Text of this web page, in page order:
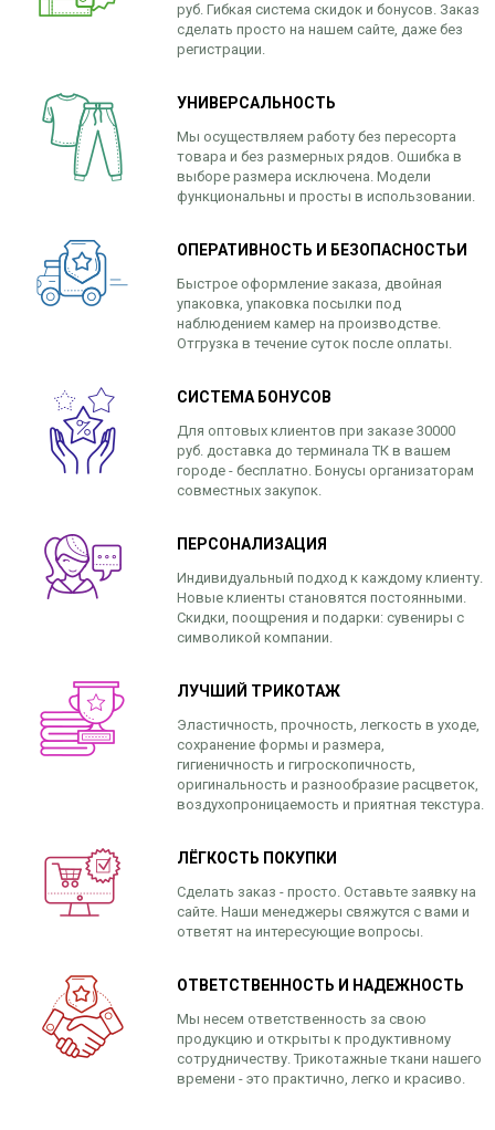
руб. Гибкая система скидок и бонусов. Заказ
сделать просто на нашем сайте, даже без
регистрации.
УНИВЕРСАЛЬНОСТЬ
Мы осуществляем работу без пересорта
товара и без размерных рядов. Ошибка в
выборе размера исключена. Модели
функциональны и просты в использовании.
ОПЕРАТИВНОСТЬ И БЕЗОПАСНОСТЬИ
Быстрое оформление заказа, двойная
упаковка, упаковка посылки под
наблюдением камер на производстве.
Отгрузка в течение суток после оплаты.
СИСТЕМА БОНУСОВ
Для оптовых клиентов при заказе 30000
руб. доставка до терминала ТК в вашем
городе - бесплатно. Бонусы организаторам
совместных закупок.
ПЕРСОНАЛИЗАЦИЯ
Индивидуальный подход к каждому клиенту.
Новые клиенты становятся постоянными.
Скидки, поощрения и подарки: сувениры с
символикой компании.
ЛУЧШИЙ ТРИКОТАЖ
Эластичность, прочность, легкость в уходе,
сохранение формы и размера,
гигиеничность и гигроскопичность,
оригинальность и разнообразие расцветок,
воздухопроницаемость и приятная текстура.
ЛЁГКОСТЬ ПОКУПКИ
Сделать заказ - просто. Оставьте заявку на
сайте. Наши менеджеры свяжутся с вами и
ответят на интересующие вопросы.
ОТВЕТСТВЕННОСТЬ И НАДЕЖНОСТЬ
Мы несем ответственность за свою
продукцию и открыты к продуктивному
сотрудничеству. Трикотажные ткани нашего
времени - это практично, легко и красиво.